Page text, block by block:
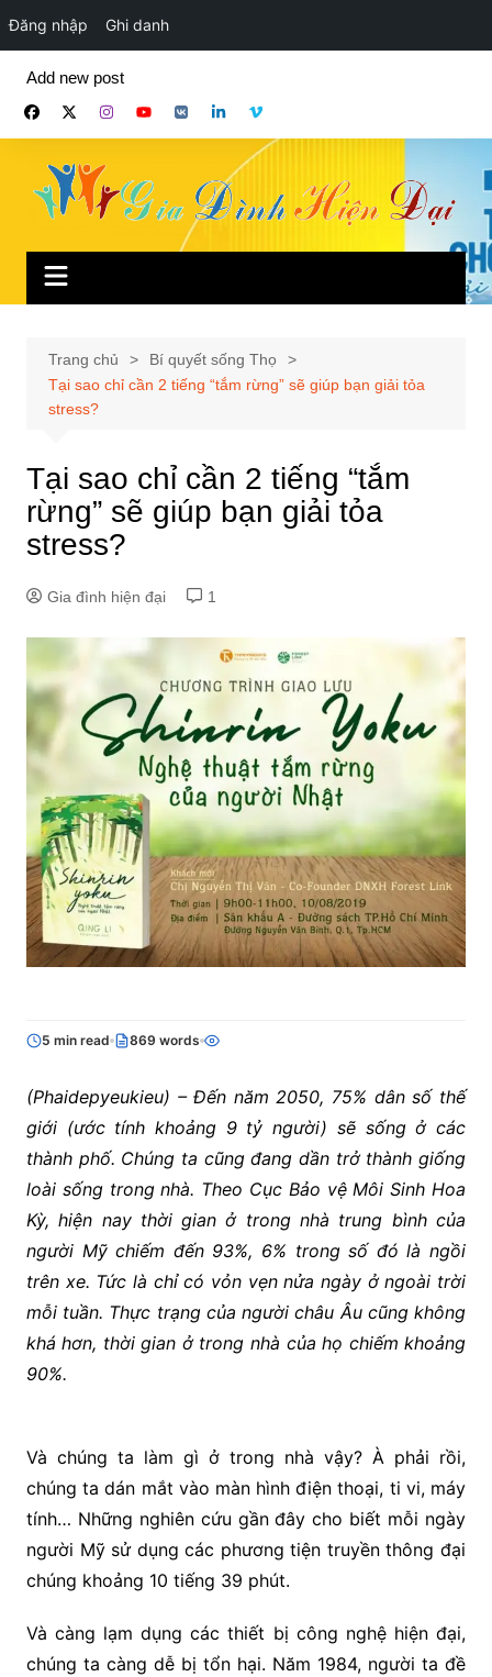
Đăng nhập Ghi danh
phần
Add new post
Trang chủ
Bí quyết sống Thọ
Tại sao chỉ cần 2 tiếng “tắm rừng” sẽ giúp bạn giải tỏa
stress?
Tại sao chỉ cần 2 tiếng “tắm
rừng” sẽ giúp bạn giải tỏa
stress?
Gia đình hiện đại 1
5 min read 869 words
(Phaidepyeukieu) – Đến năm 2050, 75% dân số thế
giới (ước tính khoảng 9 tỷ người) sẽ sống ở các
thành phố. Chúng ta cũng đang dần trở thành giống
loài sống trong nhà. Theo Cục Bảo vệ Môi Sinh Hoa
Kỳ, hiện nay thời gian ở trong nhà trung bình của
người Mỹ chiếm đến 93%, 6% trong số đó là ngồi
trên xe. Tức là chỉ có vỏn vẹn nửa ngày ở ngoài trời
mỗi tuần. Thực trạng của người châu Âu cũng không
khá hơn, thời gian ở trong nhà của họ chiếm khoảng
90%.
Và chúng ta làm gì ở trong nhà vậy? À phải rồi,
chúng ta dán mắt vào màn hình điện thoại, ti vi, máy
tính… Những nghiên cứu gần đây cho biết mỗi ngày
người Mỹ sử dụng các phương tiện truyền thông đại
chúng khoảng 10 tiếng 39 phút.
Và càng lạm dụng các thiết bị công nghệ hiện đại,
chúng ta càng dễ bị tổn hại. Năm 1984, người ta đề